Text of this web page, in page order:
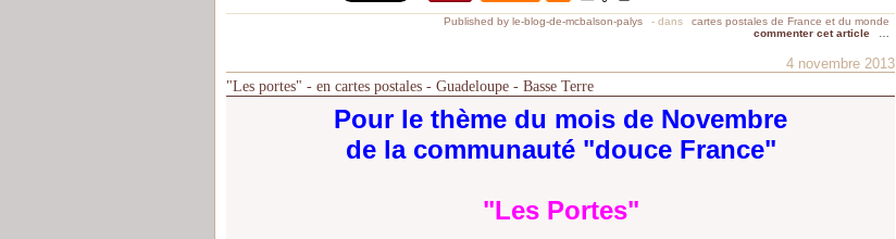
Published by le-blog-de-mcbalson-palys - dans
cartes postales de France et du monde
commenter cet article
4 novembre 2013
"Les portes" - en cartes postales - Guadeloupe - Basse Terre
Pour le thème du mois de Novembre
de la communauté "douce France"
"Les Portes"